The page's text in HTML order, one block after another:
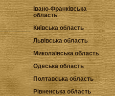
Івано-Франківська
область
Київська область
Львівська область
Миколаївська область
Одеська область
Полтавська область
Рівненська область